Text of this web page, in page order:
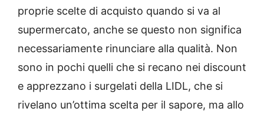
proprie scelte di acquisto quando si va al
supermercato, anche se questo non significa
necessariamente rinunciare alla qualità. Non
sono in pochi quelli che si recano nei discount
e apprezzano i surgelati della LIDL, che si
rivelano un’ottima scelta per il sapore, ma allo